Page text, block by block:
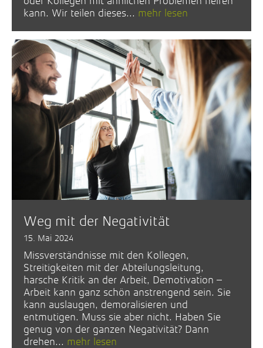
kann. Wir teilen dieses... mehr lesen
Weg mit der Negativität
15. Mai 2024
Missverständnisse mit den Kollegen,
Streitigkeiten mit der Abteilungsleitung,
harsche Kritik an der Arbeit, Demotivation –
Arbeit kann ganz schön anstrengend sein. Sie
kann auslaugen, demoralisieren und
entmutigen. Muss sie aber nicht. Haben Sie
genug von der ganzen Negativität? Dann
drehen... mehr lesen